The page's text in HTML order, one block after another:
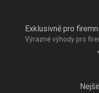
Exklusivně pro
Výrazné výhody pro